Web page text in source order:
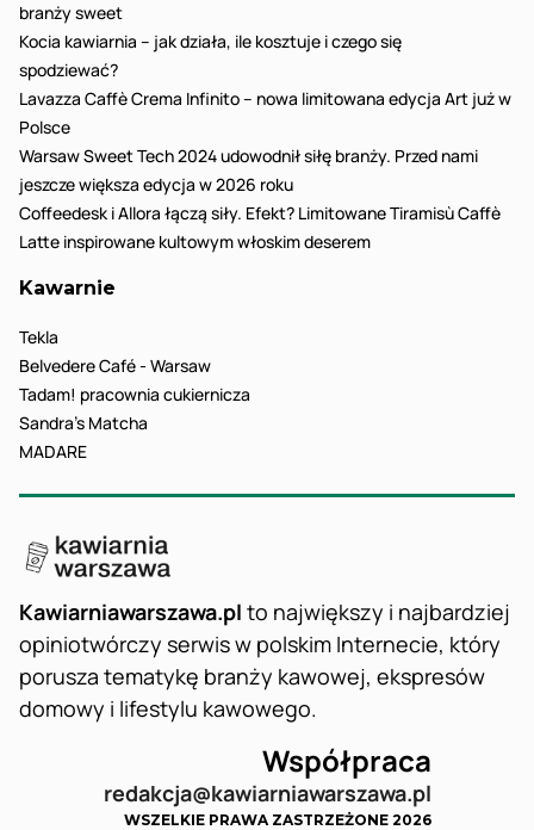
branży sweet
Kocia kawiarnia – jak działa, ile kosztuje i czego się
spodziewać?
Lavazza Caffè Crema Infinito – nowa limitowana edycja Art już w
Polsce
Warsaw Sweet Tech 2024 udowodnił siłę branży. Przed nami
jeszcze większa edycja w 2026 roku
Coffeedesk i Allora łączą siły. Efekt? Limitowane Tiramisù Caffè
Latte inspirowane kultowym włoskim deserem
Kawarnie
Tekla
Belvedere Café - Warsaw
Tadam! pracownia cukiernicza
Sandra’s Matcha
MADARE
Kawiarniawarszawa.pl to największy i najbardziej
opiniotwórczy serwis w polskim Internecie, który
porusza tematykę branży kawowej, ekspresów
domowy i lifestylu kawowego.
Współpraca
redakcja@kawiarniawarszawa.pl
WSZELKIE PRAWA ZASTRZEŻONE 2026